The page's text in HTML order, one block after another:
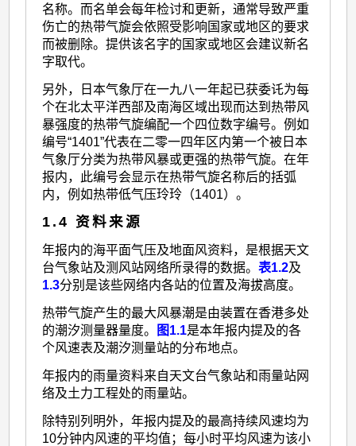
名称。而名单会每年检讨和更新，通常导致严重
伤亡的热带气旋会依照受影响国家或地区的要求
而被删除。提供该名字的国家或地区会建议新名
字取代。
另外，日本气象厅在一九八一年起已获委讬为每
个在北太平洋西部及南海区域出现而达到热带风
暴强度的热带气旋编配一个四位数字编号。例如
编号“1401”代表在二零一四年区内第一个被日本
气象厅分类为热带风暴或更强的热带气旋。在年
报内，此编号会显示在热带气旋名称后的括弧
内，例如热带低气压玲玲（1401）。
1.4 资料来源
年报内的海平面气压及地面风资料，是根据天文
台气象站及测风站网络所录得的数据。表1.2及
1.3分别是该些网络内各站的位置及海拔高度。
热带气旋产生的最大风暴潮是由装置在香港多处
的潮汐测量器量度。
图1.1是本年报内提及的各
个风速表及潮汐测量站的分布地点。
年报内的雨量资料来自天文台气象站和雨量站网
络及土力工程处的雨量站。
除特别列明外，年报内提及的最高持续风速均为
10分钟内风速的平均值；每小时平均风速为该小